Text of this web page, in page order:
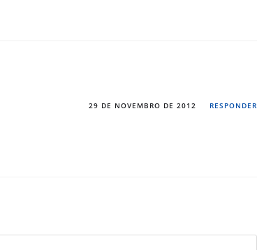
29 DE NOVEMBRO DE 2012 RESPONDER